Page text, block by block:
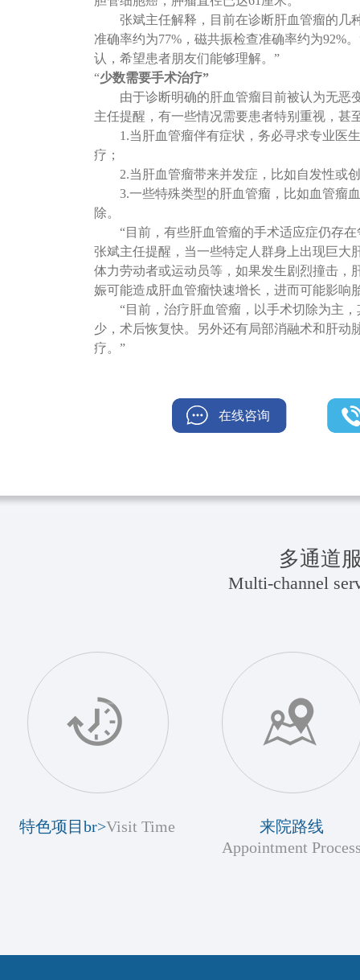
张斌主任解释，目前在诊断肝血管瘤的几
准确率约为77%，磁共振检查准确率约为92%
认，希望患者朋友们能够理解。”
“少数需要手术治疗”
由于诊断明确的肝血管瘤目前被认为无恶
主任提醒，有一些情况需要患者特别重视，甚
1.当肝血管瘤伴有症状，务必寻求专业医
疗；
2.当肝血管瘤带来并发症，比如自发性或
3.一些特殊类型的肝血管瘤，比如血管瘤
除。
“目前，有些肝血管瘤的手术适应症仍存
张斌主任提醒，当一些特定人群身上出现巨大
体力劳动者或运动员等，如果发生剧烈撞击，
娠可能造成肝血管瘤快速增长，进而可能影响
“目前，治疗肝血管瘤，以手术切除为主
少，术后恢复快。另外还有局部消融术和肝动
疗。”
在线咨询
多通道
Multi-channel
特色项目br>Visit Time
来院路线
Appointment